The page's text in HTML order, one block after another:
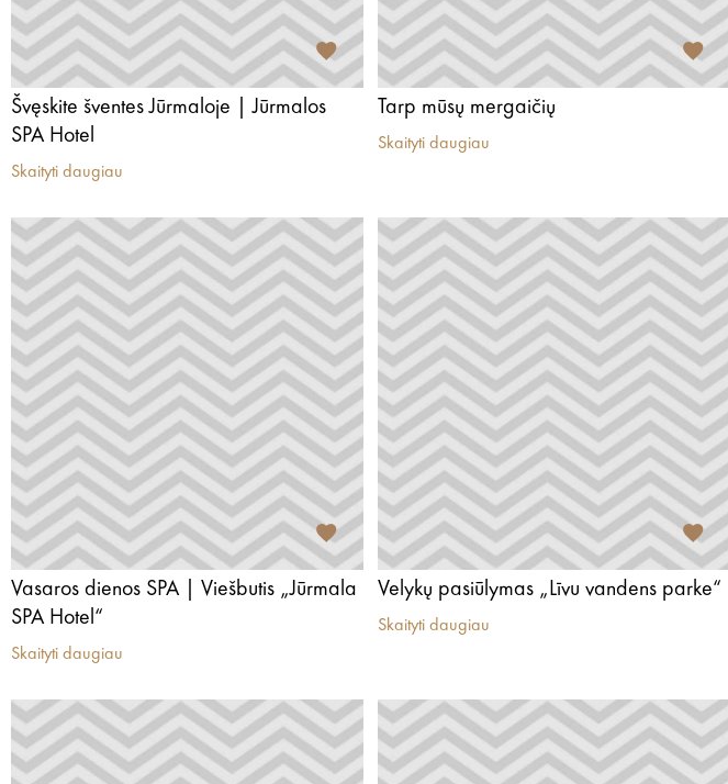
Švęskite šventes Jūrmaloje | Jūrmalos
SPA Hotel
Skaityti daugiau
Tarp mūsų mergaičių
Skaityti daugiau
Vasaros dienos SPA | Viešbutis „Jūrmala
SPA Hotel“
Skaityti daugiau
Velykų pasiūlymas „Līvu vandens parke“
Skaityti daugiau